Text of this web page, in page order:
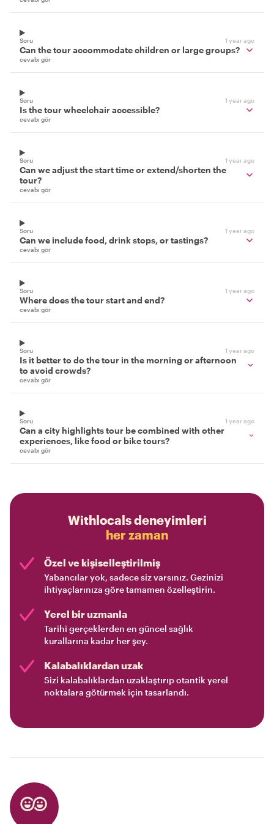
Soru 1 year ago
Can the tour accommodate children or large groups?
cevabı gör
Soru 1 year ago
Is the tour wheelchair accessible?
cevabı gör
Soru 1 year ago
Can we adjust the start time or extend/shorten the
tour?
cevabı gör
Soru 1 year ago
Can we include food, drink stops, or tastings?
cevabı gör
Soru 1 year ago
Where does the tour start and end?
cevabı gör
Soru 1 year ago
Is it better to do the tour in the morning or afternoon
to avoid crowds?
cevabı gör
Soru 1 year ago
Can a city highlights tour be combined with other
experiences, like food or bike tours?
cevabı gör
Withlocals deneyimleri
her zaman
Özel ve kişiselleştirilmiş
Yabancılar yok, sadece siz varsınız. Gezinizi
ihtiyaçlarınıza göre tamamen özelleştirin.
Yerel bir uzmanla
Tarihi gerçeklerden en güncel sağlık
kurallarına kadar her şey.
Kalabalıklardan uzak
Sizi kalabalıklardan uzaklaştırıp otantik yerel
noktalara götürmek için tasarlandı.